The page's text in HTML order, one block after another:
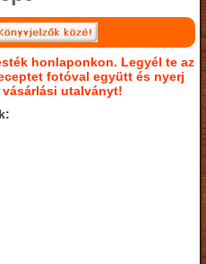
honlaponkon. Legyél te az
fotóval együtt és nyerj
vásárlási utalványt!